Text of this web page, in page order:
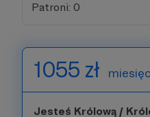
Patroni: 0
1055 zł
Jesteś Królową /